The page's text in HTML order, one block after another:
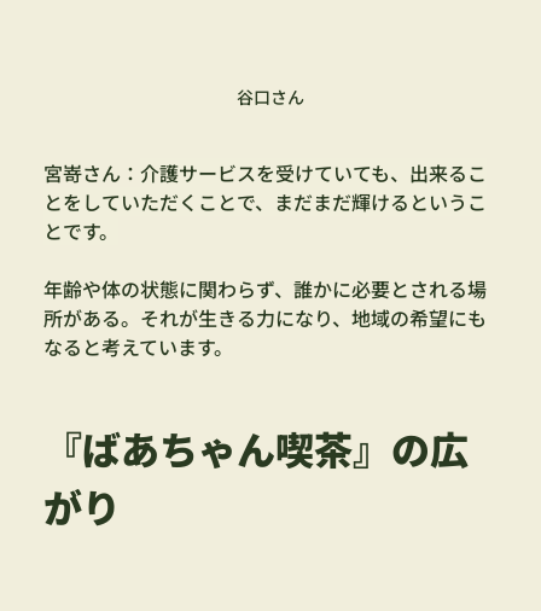
谷口さん
宮嵜さん： 介護サービスを受けていても、出来るこ
とをしていただくことで、まだまだ輝けるというこ
とです。
年齢や体の状態に関わらず、誰かに必要とされる場
所がある。それが生きる力になり、地域の希望にも
なると考えています。
『ばあちゃん喫茶』の広
がり